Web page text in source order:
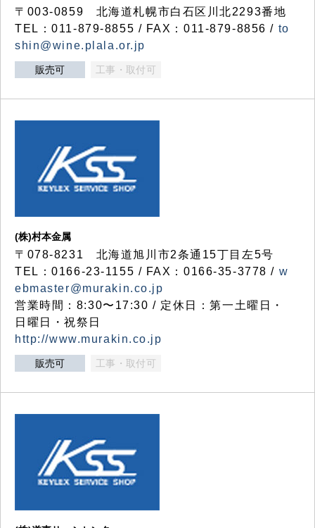
〒003-0859 北海道札幌市白石区川北2293番地
TEL：011-879-8855 / FAX：011-879-8856 / to
shin@wine.plala.or.jp
販売可 工事・取付可
(株)村本金属
〒078-8231 北海道旭川市2条通15丁目左5号
TEL：0166-23-1155 / FAX：0166-35-3778 / w
ebmaster@murakin.co.jp
営業時間：8:30〜17:30 / 定休日：第一土曜日・
日曜日・祝祭日
http://www.murakin.co.jp
販売可 工事・取付可